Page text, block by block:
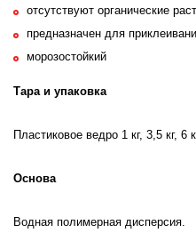
отсутствуют органические
предназначен для
морозостойкий
Тара и упаковка
Пластиковое ведро 1 кг, 3,5 кг, 6
Основа
Водная полимерная дисперсия.